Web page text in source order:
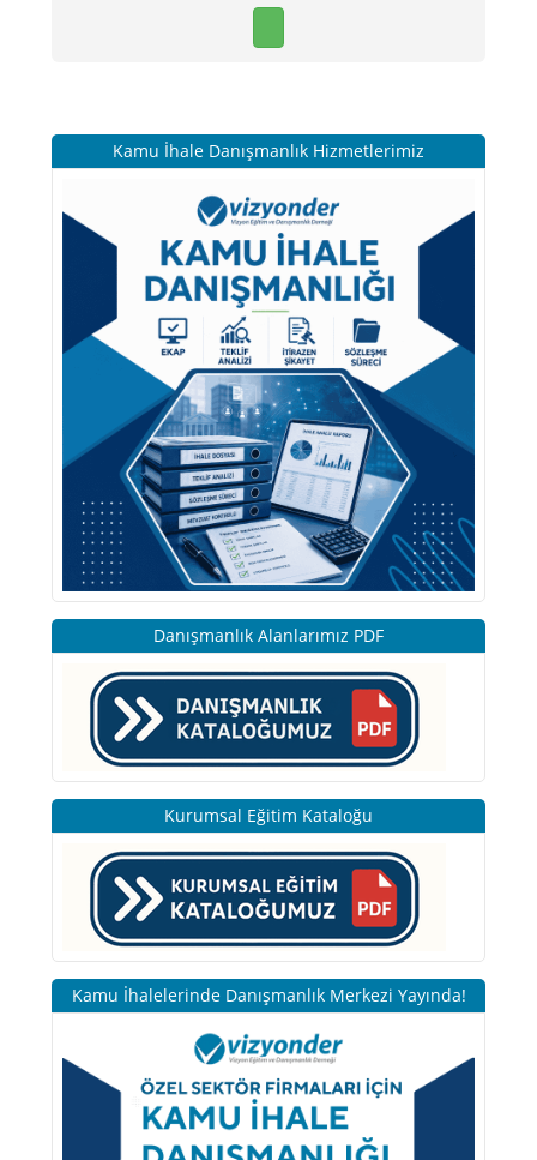
Kamu İhale Danışmanlık Hizmetlerimiz
Danışmanlık Alanlarımız PDF
Kurumsal Eğitim Kataloğu
Kamu İhalelerinde Danışmanlık Merkezi Yayında!